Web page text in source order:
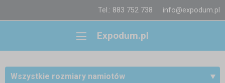
Tel.: 883 752 738 info@expodum.pl
Expodum.pl
Wszystkie rozmiary namiotów